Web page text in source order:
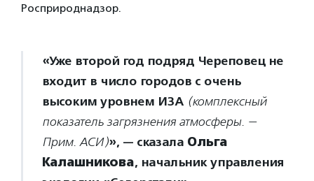
Росприроднадзор.
«Уже второй год подряд Череповец не
входит в число городов с очень
высоким уровнем ИЗА (комплексный
показатель загрязнения атмосферы. —
Прим. АСИ)», — сказала Ольга
Калашникова, начальник управления